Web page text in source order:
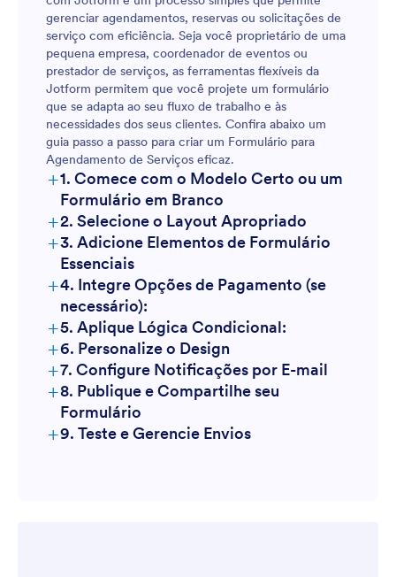
gerenciar agendamentos, reservas ou solicitações de
serviço com eficiência. Seja você proprietário de uma
pequena empresa, coordenador de eventos ou
prestador de serviços, as ferramentas flexíveis da
Jotform permitem que você projete um formulário
que se adapta ao seu fluxo de trabalho e às
necessidades dos seus clientes. Confira abaixo um
guia passo a passo para criar um Formulário para
Agendamento de Serviços eficaz.
+1. Comece com o Modelo Certo ou um
Formulário em Branco
+2. Selecione o Layout Apropriado
+3. Adicione Elementos de Formulário
Essenciais
+4. Integre Opções de Pagamento (se
necessário):
+5. Aplique Lógica Condicional:
+6. Personalize o Design
+7. Configure Notificações por E-mail
+8. Publique e Compartilhe seu
Formulário
+9. Teste e Gerencie Envios